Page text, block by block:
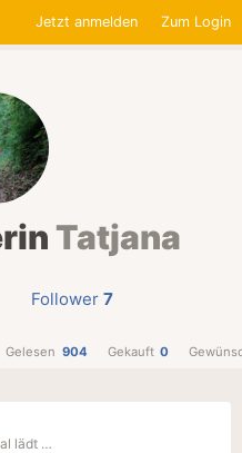
Jetzt anmelden Zum Login
Tatjana
Follower 7
Gelesen 904 Gekauft 0
lädt …